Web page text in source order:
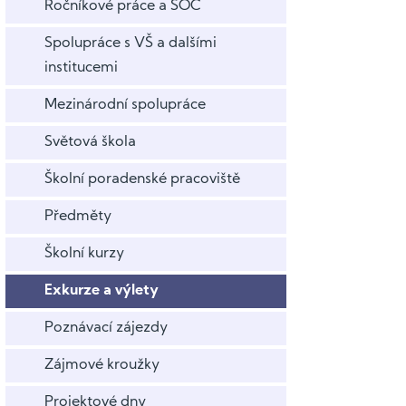
Ročníkové práce a SOČ
Spolupráce s VŠ a dalšími
institucemi
Mezinárodní spolupráce
Světová škola
Školní poradenské pracoviště
Předměty
Školní kurzy
Exkurze a výlety
Poznávací zájezdy
Zájmové kroužky
Projektové dny